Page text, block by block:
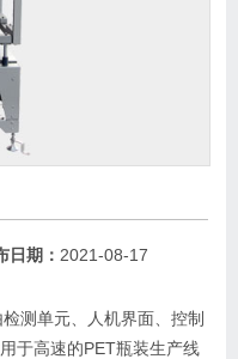
日期： 2021-08-17
测单元、人机界面、控制
于高速的PET瓶装生产线